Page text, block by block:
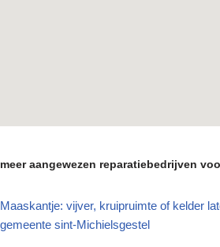
meer aangewezen reparatiebedrijven
Maaskantje: vijver, kruipruimte of kelder
gemeente sint-Michielsgestel